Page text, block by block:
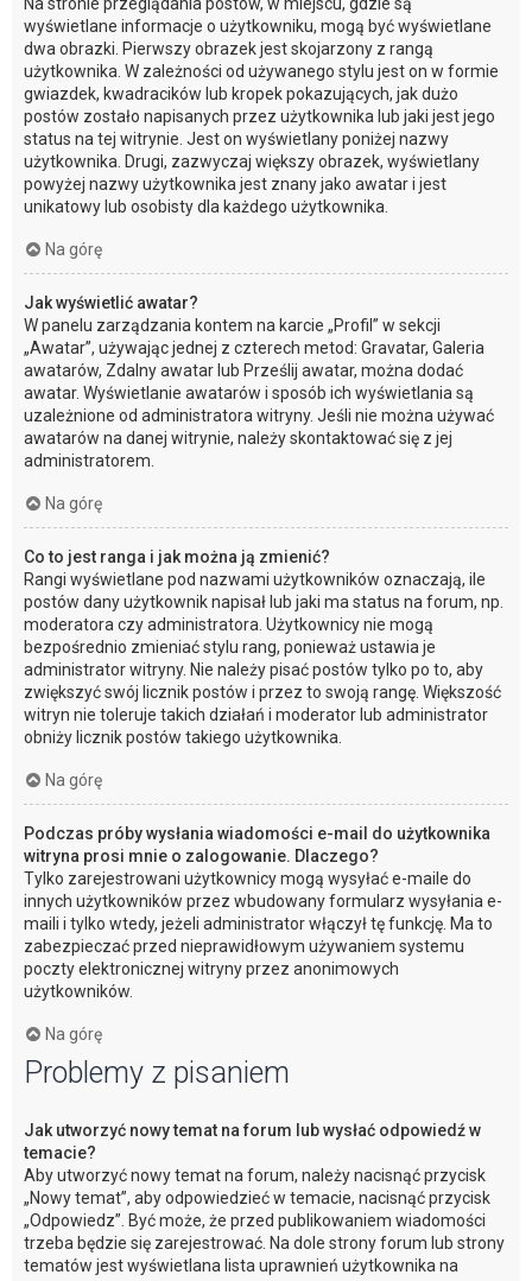
wyświetlane informacje o użytkowniku, mogą być wyświetlane
dwa obrazki. Pierwszy obrazek jest skojarzony z rangą
użytkownika. W zależności od używanego stylu jest on w formie
gwiazdek, kwadracików lub kropek pokazujących, jak dużo
postów zostało napisanych przez użytkownika lub jaki jest jego
status na tej witrynie. Jest on wyświetlany poniżej nazwy
użytkownika. Drugi, zazwyczaj większy obrazek, wyświetlany
powyżej nazwy użytkownika jest znany jako awatar i jest
unikatowy lub osobisty dla każdego użytkownika.
Na górę
Jak wyświetlić awatar?
W panelu zarządzania kontem na karcie „Profil” w sekcji
„Awatar”, używając jednej z czterech metod: Gravatar, Galeria
awatarów, Zdalny awatar lub Prześlij awatar, można dodać
awatar. Wyświetlanie awatarów i sposób ich wyświetlania są
uzależnione od administratora witryny. Jeśli nie można używać
awatarów na danej witrynie, należy skontaktować się z jej
administratorem.
Na górę
Co to jest ranga i jak można ją zmienić?
Rangi wyświetlane pod nazwami użytkowników oznaczają, ile
postów dany użytkownik napisał lub jaki ma status na forum, np.
moderatora czy administratora. Użytkownicy nie mogą
bezpośrednio zmieniać stylu rang, ponieważ ustawia je
administrator witryny. Nie należy pisać postów tylko po to, aby
zwiększyć swój licznik postów i przez to swoją rangę. Większość
witryn nie toleruje takich działań i moderator lub administrator
obniży licznik postów takiego użytkownika.
Na górę
Podczas próby wysłania wiadomości e-mail do użytkownika
witryna prosi mnie o zalogowanie. Dlaczego?
Tylko zarejestrowani użytkownicy mogą wysyłać e-maile do
innych użytkowników przez wbudowany formularz wysyłania e-
maili i tylko wtedy, jeżeli administrator włączył tę funkcję. Ma to
zabezpieczać przed nieprawidłowym używaniem systemu
poczty elektronicznej witryny przez anonimowych
użytkowników.
Na górę
Problemy z pisaniem
Jak utworzyć nowy temat na forum lub wysłać odpowiedź w
temacie?
Aby utworzyć nowy temat na forum, należy nacisnąć przycisk
„Nowy temat”, aby odpowiedzieć w temacie, nacisnąć przycisk
„Odpowiedz”. Być może, że przed publikowaniem wiadomości
trzeba będzie się zarejestrować. Na dole strony forum lub strony
tematów jest wyświetlana lista uprawnień użytkownika na